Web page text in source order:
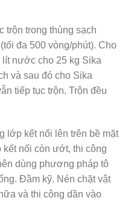
trộn trong thùng sạch
đa 500 vòng/phút). Cho
nước cho 25 kg Sika
và sau đó cho Sika
tiếp tục trộn. Trộn đều
lớp kết nối lên trên bề mặt
nối còn ướt, thi công
dùng phương pháp tô
Đầm kỹ. Nén chặt vật
và thi công dần vào